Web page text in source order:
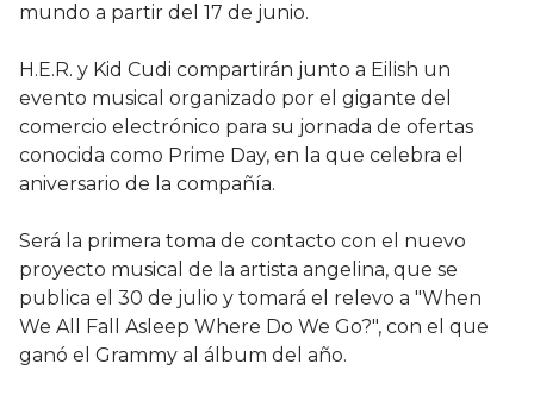
mundo a partir del 17 de junio.
H.E.R. y Kid Cudi compartirán junto a Eilish un
evento musical organizado por el gigante del
comercio electrónico para su jornada de ofertas
conocida como Prime Day, en la que celebra el
aniversario de la compañía.
Será la primera toma de contacto con el nuevo
proyecto musical de la artista angelina, que se
publica el 30 de julio y tomará el relevo a "When
We All Fall Asleep Where Do We Go?", con el que
ganó el Grammy al álbum del año.